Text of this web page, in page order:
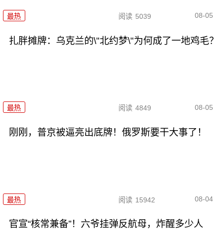
最热 阅读 5039 08-05
扎胖摊牌：乌克兰的\"北约梦\"为何成了一地鸡毛？
最热 阅读 4849 08-05
刚刚，普京被逼亮出底牌！俄罗斯要干大事了！
最热 阅读 15942 08-04
官宣“核常兼备”！六爷挂弹反航母，炸醒多少人